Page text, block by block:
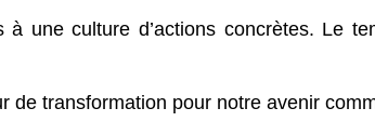
une culture d’actions concrètes. Le
de transformation pour notre avenir